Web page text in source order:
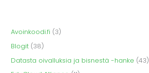
Avoinkoodi.fi (3)
Blogit (38)
Datasta oivalluksia ja bisnestä -hanke (43)